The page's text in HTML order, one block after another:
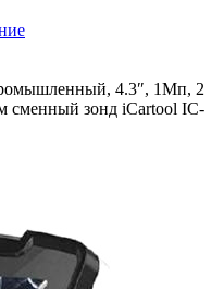
4.3″, 1Мп, 2
сменный зонд iCartool IC-